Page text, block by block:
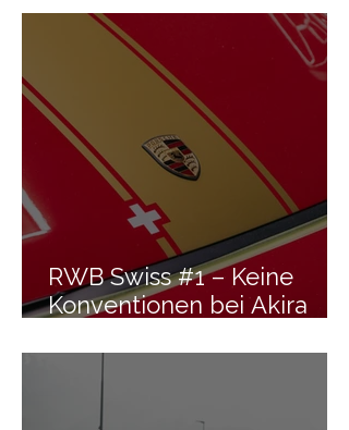
RWB Swiss #1 – Keine
Konventionen bei Akira